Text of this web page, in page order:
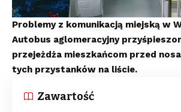
Problemy z komunikacją miejską w
Autobus aglomeracyjny
przejeżdża mieszkańcom przed
tych przystanków na liście.
Zawartość